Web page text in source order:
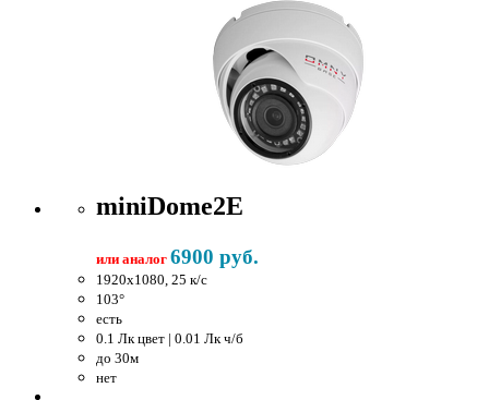
miniDome2E
или аналог 6900 руб.
1920x1080, 25 к/c
103°
есть
0.1 Лк цвет | 0.01 Лк ч/б
до 30м
нет